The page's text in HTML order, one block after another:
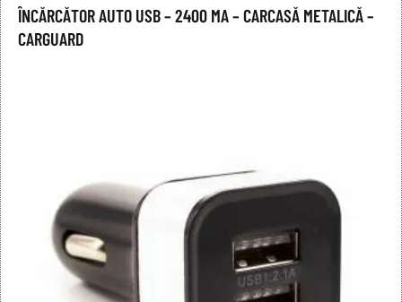
ÎNCĂRCĂTOR AUTO USB – 2400 MA – CARCASĂ METALICĂ –
CARGUARD